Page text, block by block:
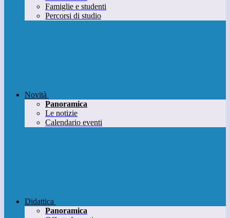
Famiglie e studenti
Percorsi di studio
Novità
Panoramica
Le notizie
Calendario eventi
Didattica
Panoramica